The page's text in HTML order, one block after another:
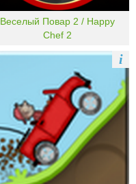
Веселый Повар 2 / Happy
Chef 2
i